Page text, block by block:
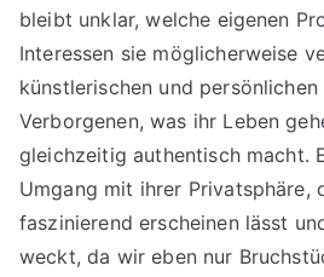
bleibt unklar, welche eigenen
Interessen sie möglicherweise
künstlerischen und
Verborgenen, was ihr Leben
gleichzeitig authentisch macht.
Umgang mit ihrer Privatsphäre,
faszinierend erscheinen lässt
weckt, da wir eben nur